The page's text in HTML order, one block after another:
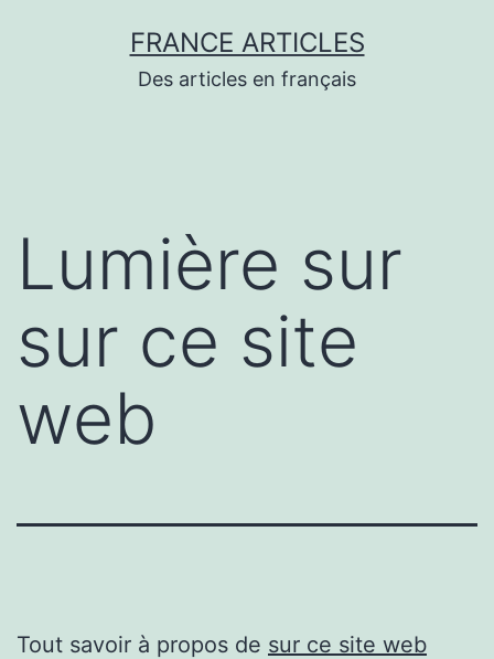
FRANCE ARTICLES
Des articles en français
Lumière sur
sur ce site
web
Tout savoir à propos de sur ce site web